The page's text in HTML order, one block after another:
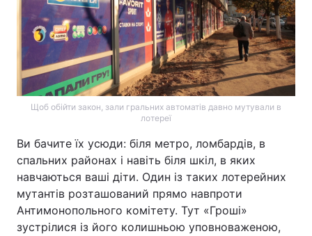
Техно і зв'язок Лайт
Зброя Інциденти
Здоров'я Туризм
Погода
Екологія Регіони
Лонгріди
Відео з Youtube Статті
Щоб обійти закон, зали гральних автоматів давно мутували в
лотереї
Ви бачите їх усюди: біля метро, ломбардів, в
спальних районах і навіть біля шкіл, в яких
навчаються ваші діти. Один із таких лотерейних
мутантів розташований прямо навпроти
Антимонопольного комітету. Тут «Гроші»
зустрілися із його колишньою уповноваженою,